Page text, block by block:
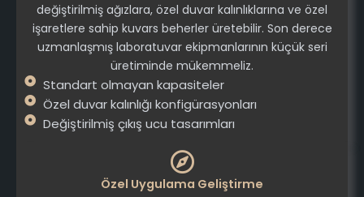
değiştirilmiş ağızlara, özel duvar kalınlıklarına ve özel
işaretlere sahip kuvars beherler üretebilir. Son derece
uzmanlaşmış laboratuvar ekipmanlarının küçük seri
üretiminde mükemmeliz.
Standart olmayan kapasiteler
Özel duvar kalınlığı konfigürasyonları
Değiştirilmiş çıkış ucu tasarımları
Özel Uygulama Geliştirme